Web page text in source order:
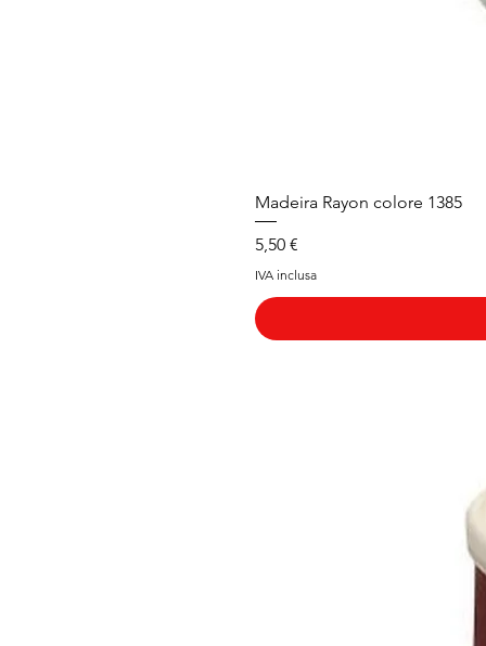
Madeira Rayon colore 1385
Prezzo
5,50 €
IVA inclusa